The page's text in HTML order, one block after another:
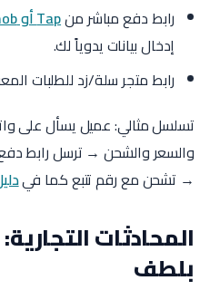
رابط دفع مباشر منTap أو Paymob
إدخال بيانات يدوياً لك.
رابط متجر سلة/زد للطلبات
تسلسل مثالي: عميل يسأل على
والسعر والشحن → ترسل رابط
→ تشحن مع رقم تتبع كما في
المحادثات
بلطف